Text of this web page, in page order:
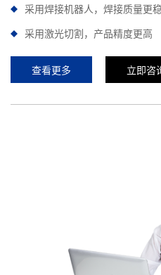
采用焊接机器人，焊接质量更
采用激光切割，产品精度更高
查看更多 立即咨